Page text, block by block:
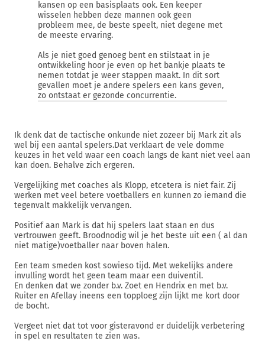
kansen op een basisplaats ook. Een keeper
wisselen hebben deze mannen ook geen
probleem mee, de beste speelt, niet degene met
de meeste ervaring.
Als je niet goed genoeg bent en stilstaat in je
ontwikkeling hoor je even op het bankje plaats te
nemen totdat je weer stappen maakt. In dit sort
gevallen moet je andere spelers een kans geven,
zo ontstaat er gezonde concurrentie.
Ik denk dat de tactische onkunde niet zozeer bij Mark zit als
wel bij een aantal spelers.Dat verklaart de vele domme
keuzes in het veld waar een coach langs de kant niet veel aan
kan doen. Behalve zich ergeren.
Vergelijking met coaches als Klopp, etcetera is niet fair. Zij
werken met veel betere voetballers en kunnen zo iemand die
tegenvalt makkelijk vervangen.
Positief aan Mark is dat hij spelers laat staan en dus
vertrouwen geeft. Broodnodig wil je het beste uit een ( al dan
niet matige)voetballer naar boven halen.
Een team smeden kost sowieso tijd. Met wekelijks andere
invulling wordt het geen team maar een duiventil.
En denken dat we zonder b.v. Zoet en Hendrix en met b.v.
Ruiter en Afellay ineens een topploeg zijn lijkt me kort door
de bocht.
Vergeet niet dat tot voor gisteravond er duidelijk verbetering
in spel en resultaten te zien was.